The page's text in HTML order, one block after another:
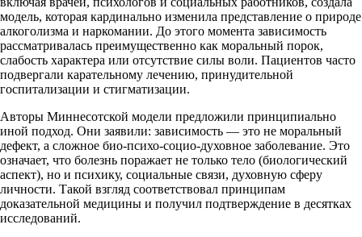
модель, которая кардинально изменила представление о природе
алкоголизма и наркомании. До этого момента зависимость
рассматривалась преимущественно как моральный порок,
слабость характера или отсутствие силы воли. Пациентов часто
подвергали карательному лечению, принудительной
госпитализации и стигматизации.
Авторы Миннесотской модели предложили принципиально
иной подход. Они заявили: зависимость — это не моральный
дефект, а сложное био-психо-социо-духовное заболевание. Это
означает, что болезнь поражает не только тело (биологический
аспект), но и психику, социальные связи, духовную сферу
личности. Такой взгляд соответствовал принципам
доказательной медицины и получил подтверждение в десятках
исследований.